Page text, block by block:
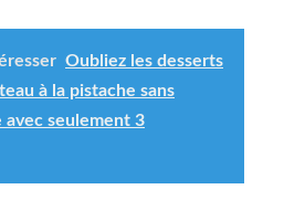
Oubliez les desserts
à la pistache sans
avec seulement 3